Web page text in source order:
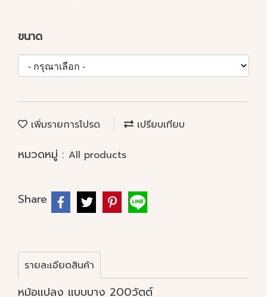
ขนาด
เพิ่มรายการโปรด เปรียบเทียบ
หมวดหมู่ : All products
Share
รายละเอียดสินค้า
หม้อแปลง แบบบาง 200วัตต์